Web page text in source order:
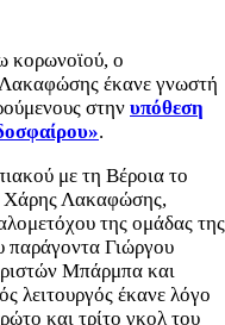
κορωνοϊού, ο
έκανε γνωστή
στην υπόθεση
.
με τη Βέροια το
Χάρης Λακαφώσης,
της ομάδας της
παράγοντα Γιώργου
Μπάρμπα και
λειτουργός έκανε λόγο
και τρίτο γκολ του